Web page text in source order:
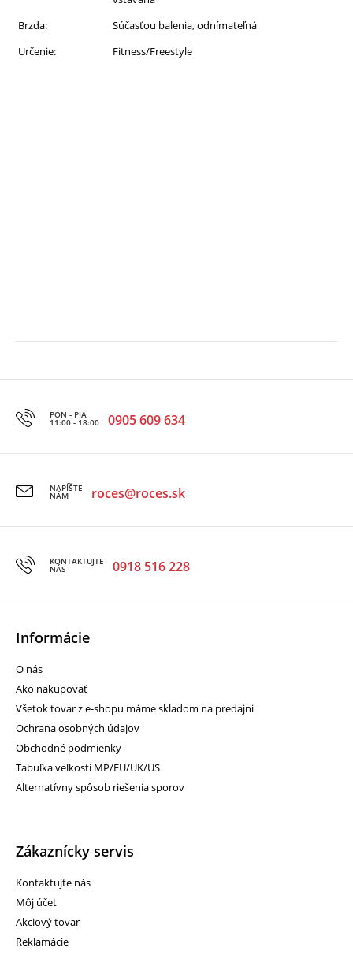
Brzda:
Súčasťou balenia, odnímateľná
Určenie:
Fitness/Freestyle
PON - PIA
11:00 - 18:00 0905 609 634
NAPÍŠTE
NÁM roces@roces.sk
KONTAKTUJTE
NÁS 0918 516 228
Informácie
O nás
Ako nakupovať
Všetok tovar z e-shopu máme skladom na predajni
Ochrana osobných údajov
Obchodné podmienky
Tabuľka veľkosti MP/EU/UK/US
Alternatívny spôsob riešenia sporov
Zákaznícky servis
Kontaktujte nás
Môj účet
Akciový tovar
Reklamácie